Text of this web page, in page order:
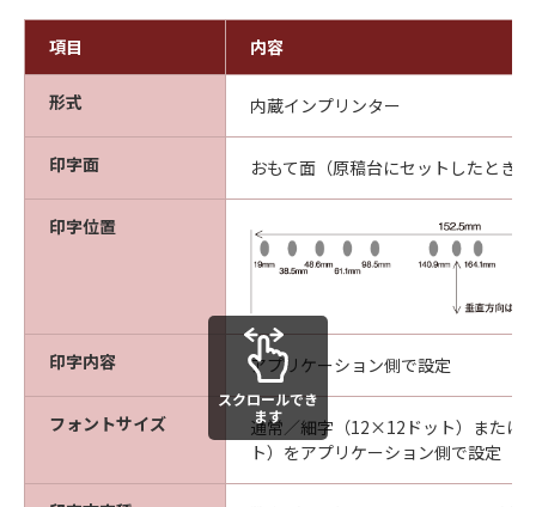
項目 内容
形式 内蔵インプリンター
印字面 おもて面（原稿台にセットしたとき
印字位置
印字内容 アプリケーション側で設定
フォントサイズ
通常／細字（12×12ドット）または
ト）をアプリケーション側で設定
スクロールでき
ます